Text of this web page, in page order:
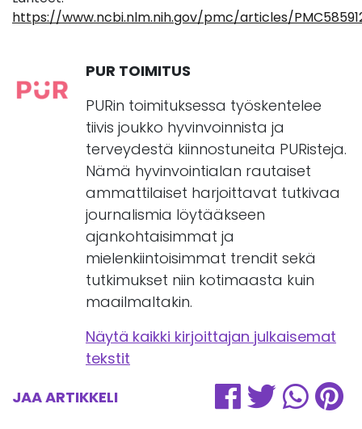
https://www.ncbi.nlm.nih.gov/pmc/articles/
PUR TOIMITUS
PURin toimituksessa työskentelee
tiivis joukko hyvinvoinnista ja
terveydestä kiinnostuneita PURisteja.
Nämä hyvinvointialan rautaiset
ammattilaiset harjoittavat tutkivaa
journalismia löytääkseen
ajankohtaisimmat ja
mielenkiintoisimmat trendit sekä
tutkimukset niin kotimaasta kuin
maailmaltakin.
Näytä kaikki kirjoittajan julkaisemat
tekstit
JAA ARTIKKELI